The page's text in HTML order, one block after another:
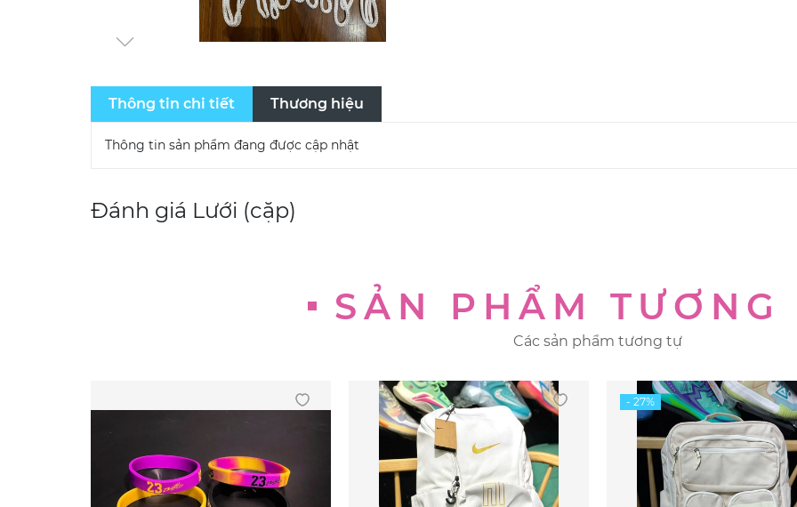
Thông tin chi tiết Thương hiệu
Thông tin sản phẩm đang được cập nhật
Đánh giá Lưới (cặp)
SẢN PHẨM TƯƠNG
Các sản phẩm tương tự